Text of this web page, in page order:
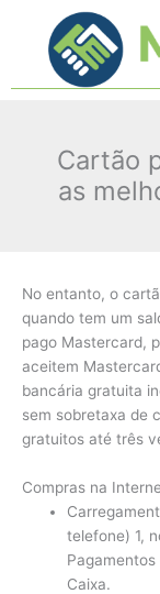
contenido
Cartão
as
No entanto, o
quando tem um
pago Mastercard,
aceitem
bancária gratuita
sem sobretaxa de
gratuitos até três
Compras na
telefone) 1,
Caixa.